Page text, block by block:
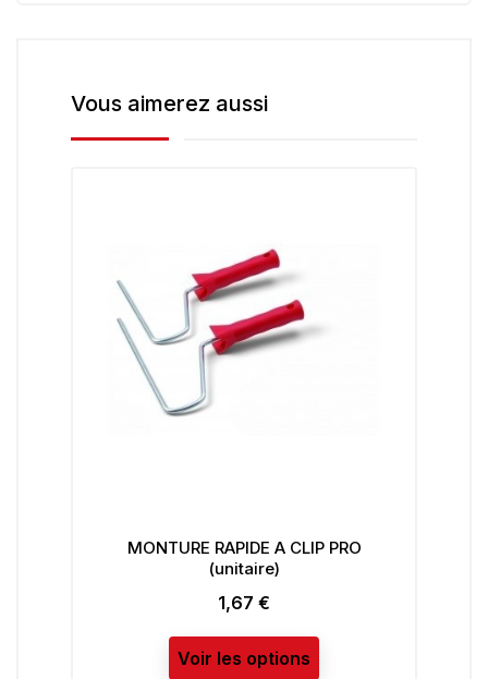
Vous aimerez aussi
MONTURE RAPIDE A CLIP PRO
(unitaire)
Prix
1,67 €
Voir les options